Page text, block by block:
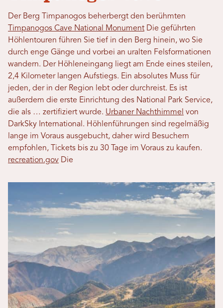
Der Berg Timpanogos beherbergt den berühmten
Timpanogos Cave National Monument Die geführten
Höhlentouren führen Sie tief in den Berg hinein, wo Sie
durch enge Gänge und vorbei an uralten Felsformationen
wandern. Der Höhleneingang liegt am Ende eines steilen,
2,4 Kilometer langen Aufstiegs. Ein absolutes Muss für
jeden, der in der Region lebt oder durchreist. Es ist
außerdem die erste Einrichtung des National Park Service,
die als … zertifiziert wurde. Urbaner Nachthimmel von
DarkSky International. Höhlenführungen sind regelmäßig
lange im Voraus ausgebucht, daher wird Besuchern
empfohlen, Tickets bis zu 30 Tage im Voraus zu kaufen.
recreation.gov Die